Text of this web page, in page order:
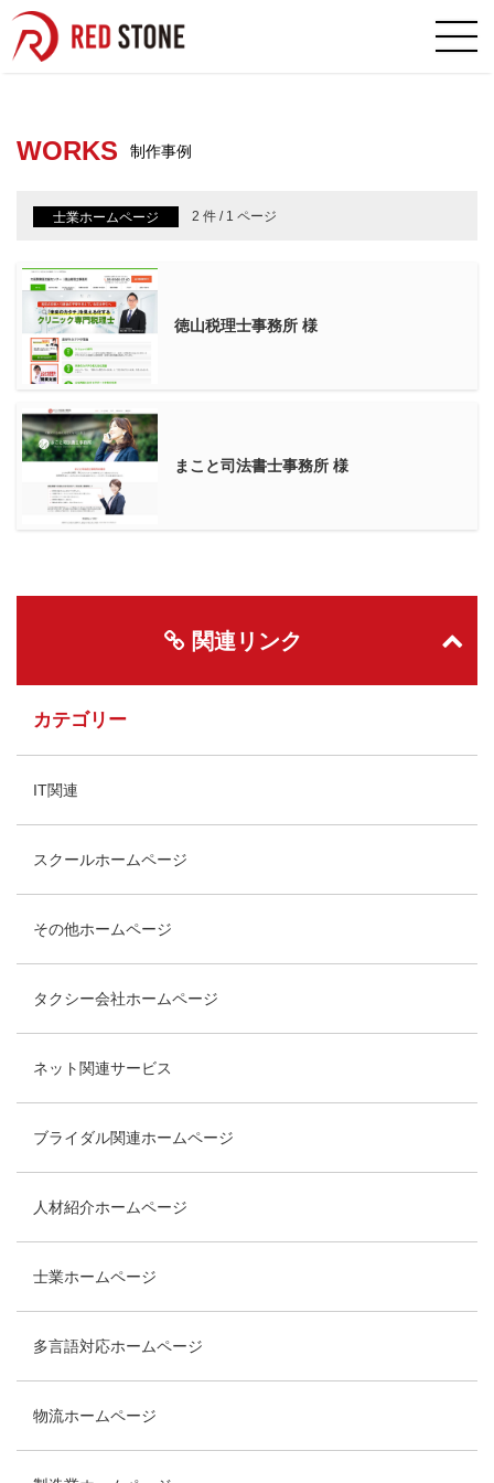
音声対話型AI搭載のバーチャルヒ
WORKS 制作事例
士業ホームページ 2 件 / 1 ページ
徳山税理士事務所 様
まこと司法書士事務所 様
関連リンク
カテゴリー
IT関連
スクールホームページ
その他ホームページ
タクシー会社ホームページ
ネット関連サービス
ブライダル関連ホームページ
人材紹介ホームページ
士業ホームページ
多言語対応ホームページ
物流ホームページ